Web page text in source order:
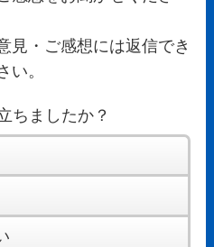
見・ご感想には返信でき
い。
ちましたか？